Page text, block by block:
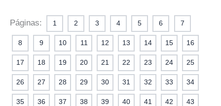
Páginas: 1 2 3 4 5 6 7
8 9 10 11 12 13 14 15 16
17 18 19 20 21 22 23 24 25
26 27 28 29 30 31 32 33 34
35 36 37 38 39 40 41 42 43